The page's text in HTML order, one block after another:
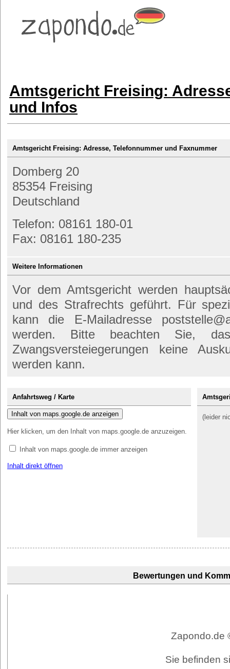
Amtsgericht Freising:
und Infos
Amtsgericht Freising: Adresse, Telefonnummer und Faxnummer
Domberg 20
85354 Freising
Deutschland
Telefon: 08161 180-01
Fax: 08161 180-235
Weitere Informationen
Vor dem Amtsgericht werden
und des Strafrechts geführt. Für
kann die E-Mailadresse
werden. Bitte beachten Sie,
Zwangsversteiegerungen keine
werden kann.
Anfahrtsweg / Karte
Inhalt von maps.google.de anzeigen
Hier klicken, um den Inhalt von maps.google.de anzuzeigen.
Inhalt von maps.google.de immer anzeigen
Inhalt direkt öffnen
(leider
Bewertungen und
Zapondo.de
Sie befinden